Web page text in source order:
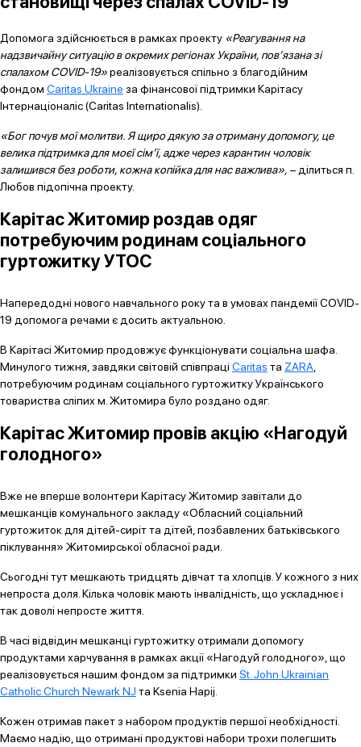
Допомога здійснюється в рамках проекту «Реагування на
надзвичайну ситуацію в окремих регіонах України, пов’язана зі
спалахом COVID-19»реалізовується спільно з благодійним
фондом Caritas Ukraine за фінансової підтримки Карітасу
Інтернаціоналіс (Caritas Internationalis).
«Бог почув мої молитви. Я щиро дякую за отриману допомогу, це
велика підтримка для моєї сім’ї, адже через карантин чоловік
залишився без роботи, кожна копійка для нас важлива», – ділиться п.
Любов підопічна проекту.
Карітас Житомир роздав одяг
потребуючим родинам соціального
гуртожитку УТОС
Напередодні нового навчального року та в умовах пандемії COVID-
19 допомога речами є досить актуальною.
В Карітасі Житомир продовжує функціонувати соціальна шафа.
Минулого тижня, завдяки світовій співпраці Caritas та ZARA
потребуючим родинам соціального гуртожитку Українського
товариства сліпих м. Житомира було роздано одяг.
Карітас Житомир провів акцію «Нагодуй
голодного»
Вже не вперше волонтери Карітасу Житомир завітали до
мешканців комунального закладу «Обласний соціальний
гуртожиток для дітей-сиріт та дітей, позбавлених батьківського
піклування» Житомирської обласної ради.
Сьогодні тут мешкають тридцять дівчат та хлопців. У кожного з них
непроста доля. Кілька чоловік мають інвалідність, що ускладнює і
так доволі непросте життя.
В часі відвідин мешканці гуртожитку отримали допомогу
продуктами харчування в рамках акції «Нагодуй голодного», що
реалізовується нашим фондом за підтримки St. John Ukrainian
Catholic Church Newark NJ та Ksenia Hapij.
Кожен отримав пакет з набором продуктів першої необхідності.
Маємо надію, що отримані продуктові набори трохи полегшить